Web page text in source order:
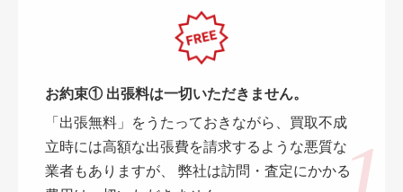
お約束① 出張料は一切いただきません。
「出張無料」をうたっておきながら、買取不成
立時には高額な出張費を請求するような悪質な
業者もありますが、 弊社は訪問・査定にかかる